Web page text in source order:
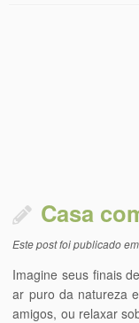
Casa
Este post foi publicado em
Imagine seus finais
ar puro da natureza
amigos, ou relaxar